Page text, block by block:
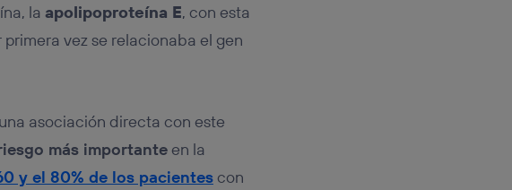
la apolipoproteína E, con esta
vez se relacionaba el gen
asociación directa con este
más importanteen la
y el 80% de los pacientescon